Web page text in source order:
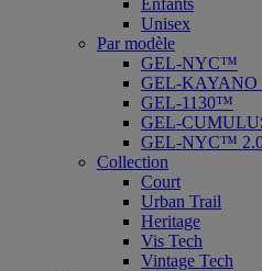
Enfants
Unisex
Par modèle
GEL-NYC™
GEL-
GEL-1130™
GEL-
GEL-NYC™
Collection
Court
Urban Trail
Heritage
Vis Tech
Vintage Tech